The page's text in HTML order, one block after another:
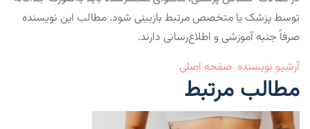
توسط پزشک یا متخصص مرتبط بازبینی شود. مطالب این نویسنده
صرفاً جنبه آموزشی و اطلاع‌رسانی دارند.
آرشیو نویسنده صفحه اصلی
مطالب مرتبط